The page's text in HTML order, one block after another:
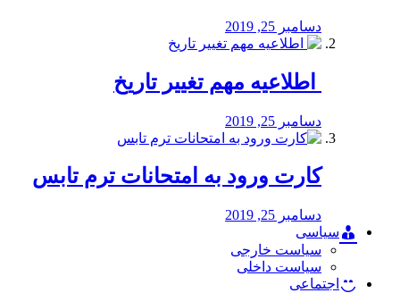
دسامبر 25, 2019
️ اطلاعیه مهم تغییر تاریخ
دسامبر 25, 2019
کارت ورود به امتحانات ترم تابس
دسامبر 25, 2019
سیاسی
سیاست خارجی
سیاست داخلی
اجتماعی